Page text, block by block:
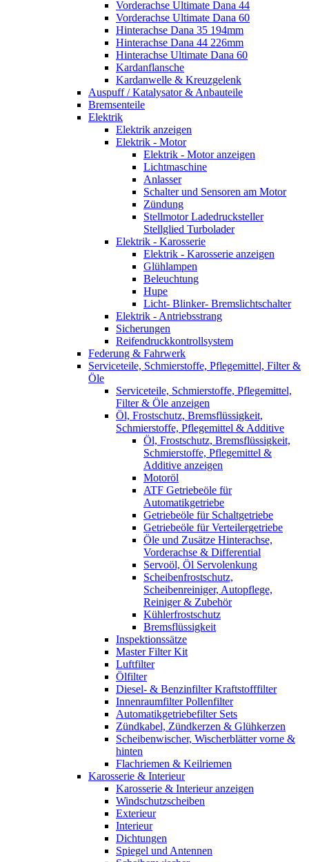
Vorderachse Ultimate Dana 44
Vorderachse Ultimate Dana 60
Hinterachse Dana 35 194mm
Hinterachse Dana 44 226mm
Hinterachse Ultimate Dana 60
Kardanflansche
Kardanwelle & Kreuzgelenk
Auspuff / Katalysator & Anbauteile
Bremsenteile
Elektrik
Elektrik anzeigen
Elektrik - Motor
Elektrik - Motor anzeigen
Lichtmaschine
Anlasser
Schalter und Sensoren am Motor
Zündung
Stellmotor Ladedrucksteller
Stellglied Turbolader
Elektrik - Karosserie
Elektrik - Karosserie anzeigen
Glühlampen
Beleuchtung
Hupe
Licht- Blinker- Bremslichtschalter
Elektrik - Antriebsstrang
Sicherungen
Reifendruckkontrollsystem
Federung & Fahrwerk
Serviceteile, Schmierstoffe, Pflegemittel, Filter &
Öle
Serviceteile, Schmierstoffe, Pflegemittel,
Filter & Öle anzeigen
Öl, Frostschutz, Bremsflüssigkeit,
Schmierstoffe, Pflegemittel & Additive
Öl, Frostschutz, Bremsflüssigkeit,
Schmierstoffe, Pflegemittel &
Additive anzeigen
Motoröl
ATF Getriebeöle für
Automatikgetriebe
Getriebeöle für Schaltgetriebe
Getriebeöle für Verteilergetriebe
Öle und Zusätze Hinterachse,
Vorderachse & Differential
Servoöl, Öl Servolenkung
Scheibenfrostschutz,
Scheibenreiniger, Autopflege,
Reiniger & Zubehör
Kühlerfrostschutz
Bremsflüssigkeit
Inspektionssätze
Master Filter Kit
Luftfilter
Ölfilter
Diesel- & Benzinfilter Kraftstofffilter
Innenraumfilter Pollenfilter
Automatikgetriebefilter Sets
Zündkabel, Zündkerzen & Glühkerzen
Scheibenwischer, Wischerblätter vorne &
hinten
Flachriemen & Keilriemen
Karosserie & Interieur
Karosserie & Interieur anzeigen
Windschutzscheiben
Exterieur
Interieur
Dichtungen
Spiegel und Antennen